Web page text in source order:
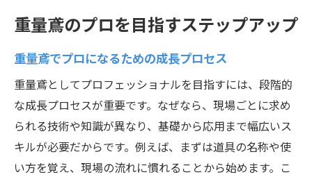
重量鳶のプロを目指すステップアップ
重量鳶でプロになるための成長プロセス
重量鳶としてプロフェッショナルを目指すには、段階的
な成長プロセスが重要です。なぜなら、現場ごとに求め
られる技術や知識が異なり、基礎から応用まで幅広いス
キルが必要だからです。例えば、まずは道具の名称や使
い方を覚え、現場の流れに慣れることから始めます。こ